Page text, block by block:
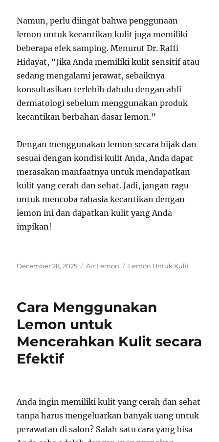
Namun, perlu diingat bahwa penggunaan
lemon untuk kecantikan kulit juga memiliki
beberapa efek samping. Menurut Dr. Raffi
Hidayat, “Jika Anda memiliki kulit sensitif atau
sedang mengalami jerawat, sebaiknya
konsultasikan terlebih dahulu dengan ahli
dermatologi sebelum menggunakan produk
kecantikan berbahan dasar lemon.”
Dengan menggunakan lemon secara bijak dan
sesuai dengan kondisi kulit Anda, Anda dapat
merasakan manfaatnya untuk mendapatkan
kulit yang cerah dan sehat. Jadi, jangan ragu
untuk mencoba rahasia kecantikan dengan
lemon ini dan dapatkan kulit yang Anda
impikan!
Posted
December 28, 2025 Categories
Air Lemon Tags
Lemon Untuk Kulit
Cara Menggunakan
Lemon untuk
Mencerahkan Kulit secara
Efektif
Anda ingin memiliki kulit yang cerah dan sehat
tanpa harus mengeluarkan banyak uang untuk
perawatan di salon? Salah satu cara yang bisa